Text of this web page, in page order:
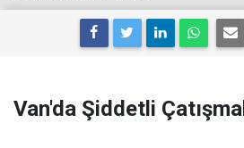
Van'da Şiddetli